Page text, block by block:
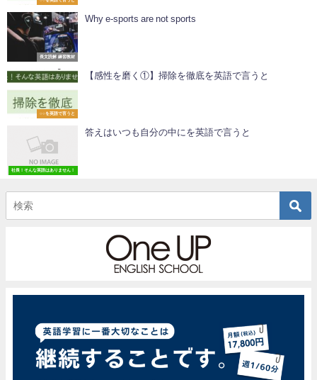
長文読解 練習教材
Why e-sports are not sports
○○を英語で言うと
【感性を磨く①】掃除を徹底を英語で言うと
社長！そんな英語はありません！
答えはいつも自分の中にを英語で言うと